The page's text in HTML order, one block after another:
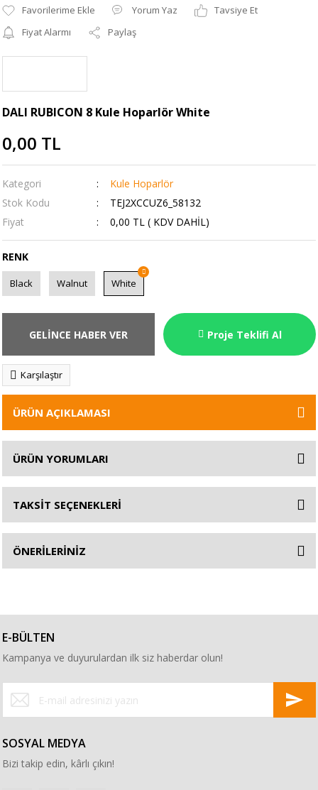
Yorum Yaz
Tavsiye Et
Fiyat Alarmı
Paylaş
DALI RUBICON 8 Kule Hoparlör White
0,00 TL
Kategori
Kule Hoparlör
Stok Kodu
TEJ2XCCUZ6_58132
Fiyat
0,00 TL ( KDV DAHİL)
RENK
Black Walnut White
GELİNCE HABER VER Proje Teklifi Al
Karşılaştır
ÜRÜN AÇIKLAMASI
ÜRÜN YORUMLARI
TAKSİT SEÇENEKLERİ
ÖNERİLERİNİZ
E-BÜLTEN
Kampanya ve duyurulardan ilk siz haberdar olun!
SOSYAL MEDYA
Bizi takip edin, kârlı çıkın!